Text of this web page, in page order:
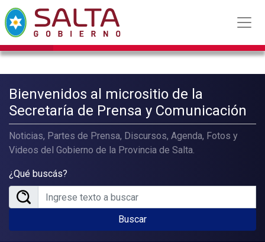
Bienvenidos al micrositio de la
Secretaría de Prensa y Comunicación
Noticias, Partes de Prensa, Discursos, Agenda, Fotos y
Videos del Gobierno de la Provincia de Salta.
¿Qué buscás?
Buscar